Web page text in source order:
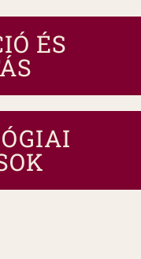
ÉS